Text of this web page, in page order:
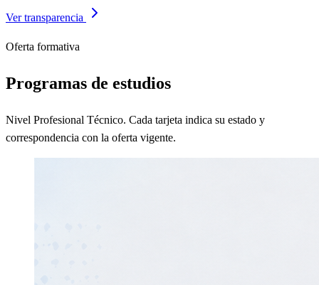
Ver transparencia
Oferta formativa
Programas de estudios
Nivel Profesional Técnico. Cada tarjeta indica su estado y
correspondencia con la oferta vigente.